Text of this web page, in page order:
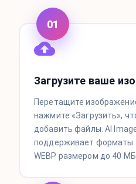
01
Загрузите ваше
Перетащите
нажмите «Загрузить»,
добавить файлы. AI
поддерживает форматы
WEBP размером до 40